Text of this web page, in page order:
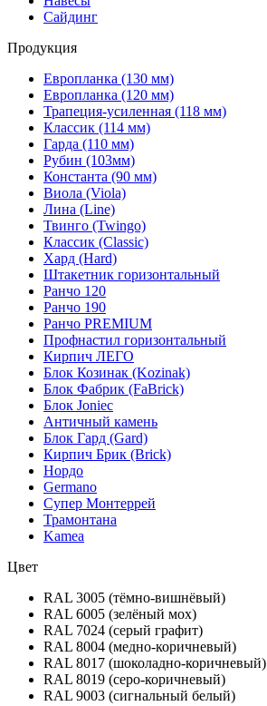
Сайдинг
Продукция
Европланка (130 мм)
Европланка (120 мм)
Трапеция-усиленная (118 мм)
Классик (114 мм)
Гарда (110 мм)
Рубин (103мм)
Константа (90 мм)
Виола (Viola)
Лина (Line)
Твинго (Twingo)
Классик (Classic)
Хард (Hard)
Штакетник горизонтальный
Ранчо 120
Ранчо 190
Ранчо PREMIUM
Профнастил горизонтальный
Кирпич ЛЕГО
Блок Козинак (Kozinak)
Блок Фабрик (FaBrick)
Блок Joniec
Античный камень
Блок Гард (Gard)
Кирпич Брик (Brick)
Нордо
Germano
Супер Монтеррей
Трамонтана
Kamea
Цвет
RAL 3005 (тёмно-вишнёвый)
RAL 6005 (зелёный мох)
RAL 7024 (серый графит)
RAL 8004 (медно-коричневый)
RAL 8017 (шоколадно-коричневый)
RAL 8019 (серо-коричневый)
RAL 9003 (сигнальный белый)